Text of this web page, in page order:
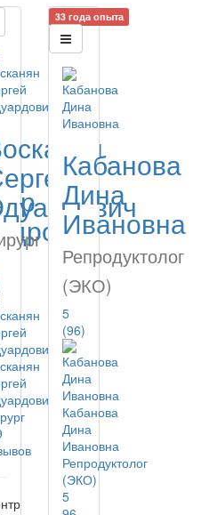
33 года опыта
Кабанова
Дина
Ивановна
Репродуктолог
(ЭКО)
5
(96)
Кабанова
Дина
Ивановна
Репродуктолог
(ЭКО)
5